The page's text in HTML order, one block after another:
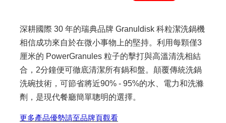
深耕國際 30 年的瑞典品牌 Granuldisk 科粒潔洗鍋機
相信成功來自於在微小事物上的堅持。利用每顆僅3
厘米的 PowerGranules 粒子的擊打與高溫清洗相結
合，2分鐘便可徹底清潔所有鍋和盤。顛覆傳統洗鍋
洗碗技術，可節省將近90% - 95%的水、電力和洗滌
劑，是現代餐廳簡單聰明的選擇。
更多產品優勢請至品牌頁觀看